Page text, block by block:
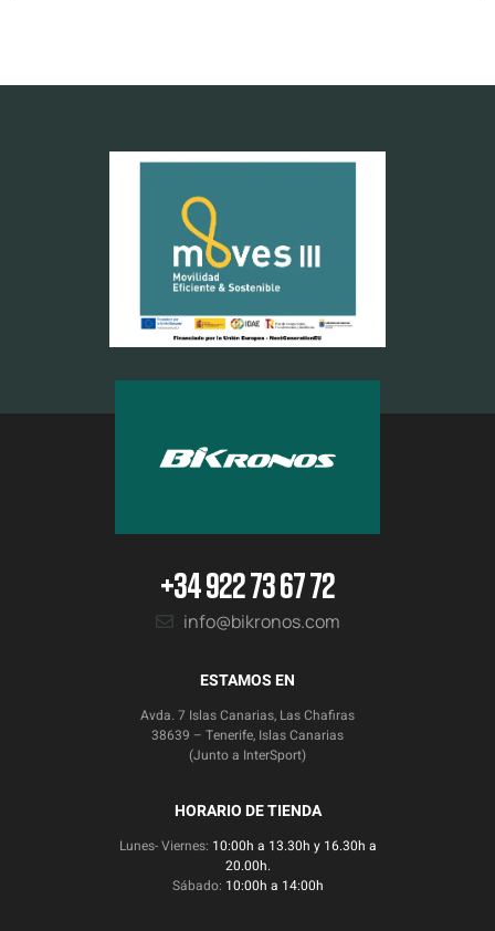
+34 922 73 67 72
info@bikronos.com
ESTAMOS EN
Avda. 7 Islas Canarias, Las Chafiras
38639 – Tenerife, Islas Canarias
(Junto a InterSport)
HORARIO DE TIENDA
Lunes- Viernes: 10:00h a 13.30h y 16.30h a
20.00h.
Sábado: 10:00h a 14:00h